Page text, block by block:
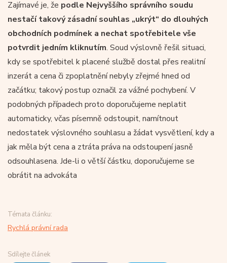
Zajímavé je, že podle Nejvyššího správního soudu
nestačí takový zásadní souhlas „ukrýt“ do dlouhých
obchodních podmínek a nechat spotřebitele vše
potvrdit jedním kliknutím. Soud výslovně řešil situaci,
kdy se spotřebitel k placené službě dostal přes realitní
inzerát a cena či zpoplatnění nebyly zřejmé hned od
začátku; takový postup označil za vážné pochybení. V
podobných případech proto doporučujeme neplatit
automaticky, včas písemně odstoupit, namítnout
nedostatek výslovného souhlasu a žádat vysvětlení, kdy a
jak měla být cena a ztráta práva na odstoupení jasně
odsouhlasena. Jde-li o větší částku, doporučujeme se
obrátit na advokáta
Témata článku:
Rychlá právní rada
Sdílejte článek